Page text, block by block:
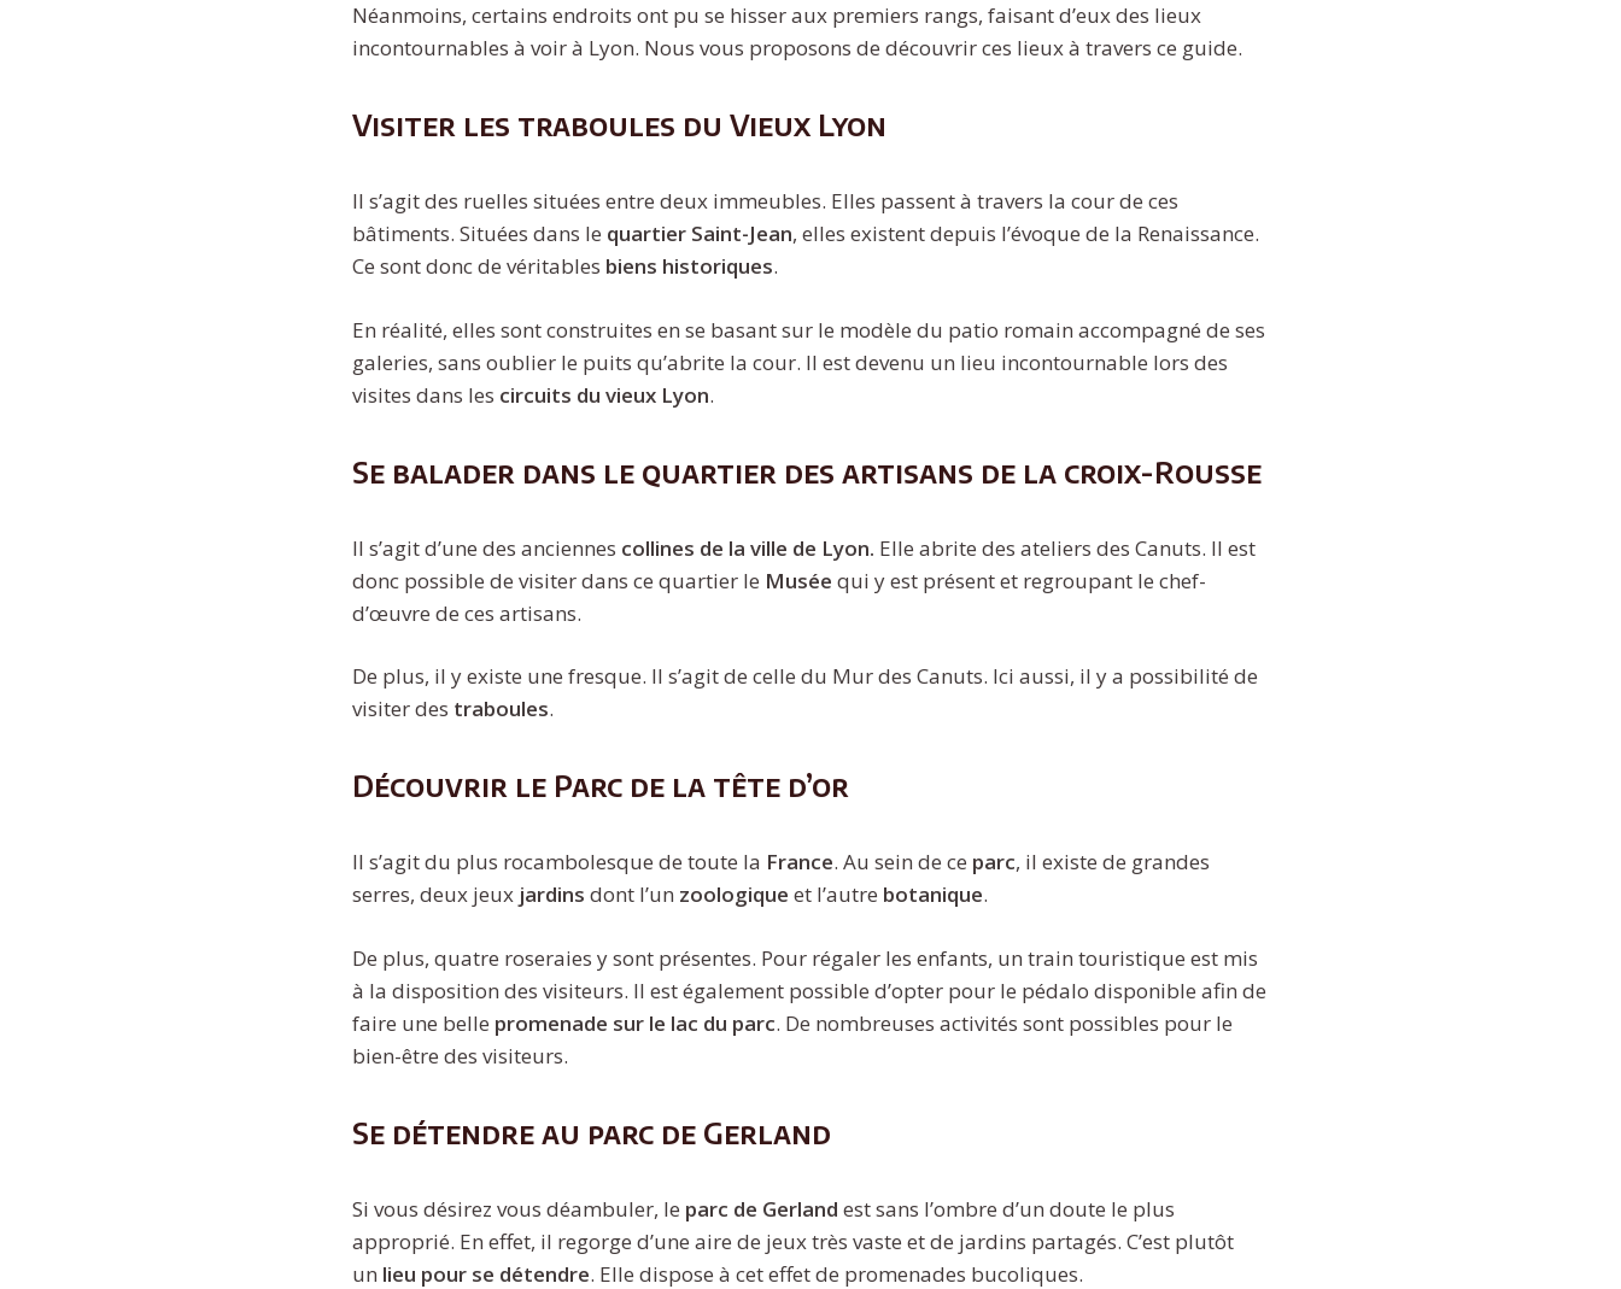
Néanmoins, certains endroits ont pu se hisser aux premiers rangs, faisant d’eux des lieux
incontournables à voir à Lyon. Nous vous proposons de découvrir ces lieux à travers ce guide.
Visiter les traboules du Vieux Lyon
Il s’agit des ruelles situées entre deux immeubles. Elles passent à travers la cour de ces
bâtiments. Situées dans le quartier Saint-Jean, elles existent depuis l’évoque de la Renaissance.
Ce sont donc de véritables biens historiques.
En réalité, elles sont construites en se basant sur le modèle du patio romain accompagné de ses
galeries, sans oublier le puits qu’abrite la cour. Il est devenu un lieu incontournable lors des
visites dans les circuits du vieux Lyon.
Se balader dans le quartier des artisans de la croix-Rousse
Il s’agit d’une des anciennes collines de la ville de Lyon. Elle abrite des ateliers des Canuts. Il est
donc possible de visiter dans ce quartier le Musée qui y est présent et regroupant le chef-
d’œuvre de ces artisans.
De plus, il y existe une fresque. Il s’agit de celle du Mur des Canuts. Ici aussi, il y a possibilité de
visiter des traboules.
Découvrir le Parc de la tête d’or
Il s’agit du plus rocambolesque de toute la France. Au sein de ce parc, il existe de grandes
serres, deux jeux jardins dont l’un zoologique et l’autre botanique.
De plus, quatre roseraies y sont présentes. Pour régaler les enfants, un train touristique est mis
à la disposition des visiteurs. Il est également possible d’opter pour le pédalo disponible afin de
faire une belle promenade sur le lac du parc. De nombreuses activités sont possibles pour le
bien-être des visiteurs.
Se détendre au parc de Gerland
Si vous désirez vous déambuler, le parc de Gerland est sans l’ombre d’un doute le plus
approprié. En effet, il regorge d’une aire de jeux très vaste et de jardins partagés. C’est plutôt
un lieu pour se détendre. Elle dispose à cet effet de promenades bucoliques.